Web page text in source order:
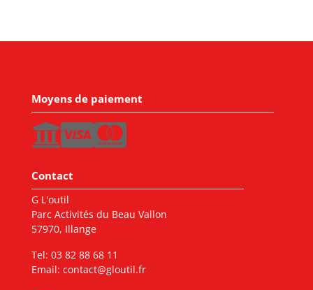
Moyens de paiement
Contact
G L'outil
Parc Activités du Beau Vallon
57970, Illange
Tel: 03 82 88 68 11
Email: contact@gloutil.fr